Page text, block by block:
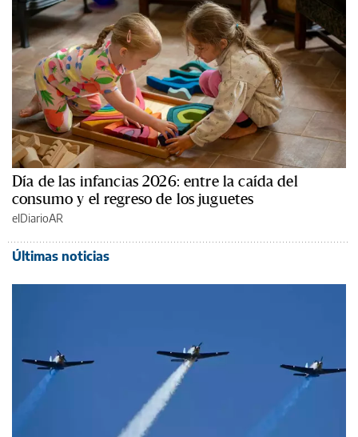
Día de las infancias 2026: entre la caída del
consumo y el regreso de los juguetes
elDiarioAR
Últimas noticias